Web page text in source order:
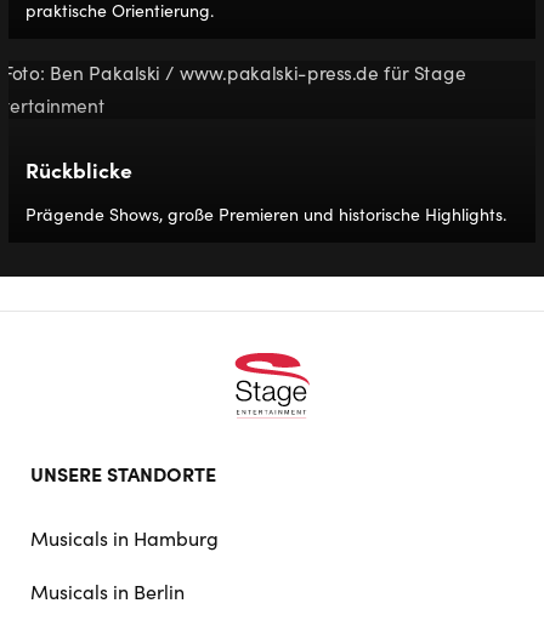
praktische Orientierung.
Rückblicke
Prägende Shows, große Premieren und historische Highlights.
doormat
UNSERE STANDORTE
Musicals in Hamburg
Musicals in Berlin